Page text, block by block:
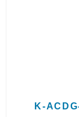
K-